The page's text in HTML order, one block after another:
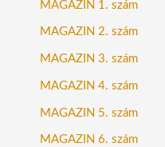
MAGAZIN 1. szám
MAGAZIN 2. szám
MAGAZIN 3. szám
MAGAZIN 4. szám
MAGAZIN 5. szám
MAGAZIN 6. szám